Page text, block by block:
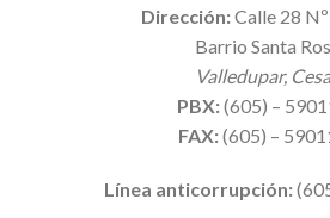
Dirección:Calle 28
Barrio Santa
Valledupar,
PBX:(605) –
FAX:(605) –
Línea anticorrupción: